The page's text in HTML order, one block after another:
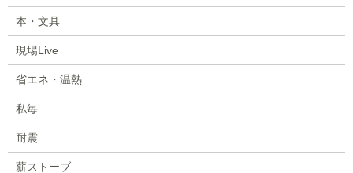
本・文具
現場Live
省エネ・温熱
私毎
耐震
薪ストーブ